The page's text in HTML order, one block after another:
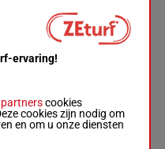
0a 0a 0a
0a 2a 2a
3a 2a
ervaring!
partnerscookies
cookies zijn nodig om
en om u onze diensten